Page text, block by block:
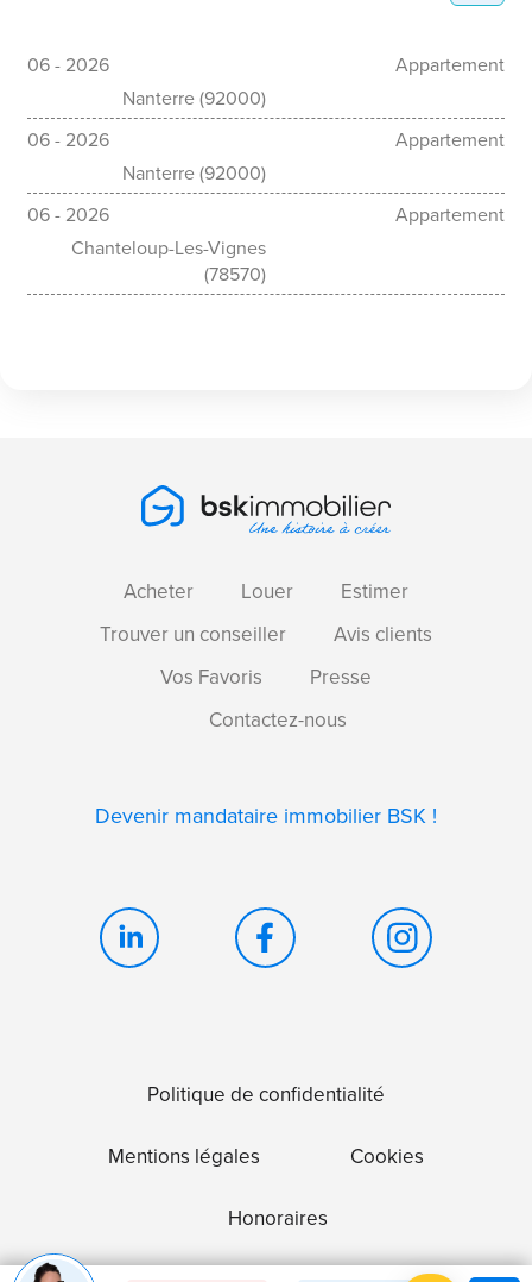
06 - 2026
Appartement
Nanterre (92000)
06 - 2026
Appartement
Nanterre (92000)
06 - 2026
Appartement
Chanteloup-Les-Vignes
(78570)
Acheter Louer
Estimer
Trouver un conseiller
Avis clients
Vos Favoris
Presse
Contactez-nous
Devenir mandataire immobilier BSK !
Politique de confidentialité
Mentions légales Cookies
Honoraires